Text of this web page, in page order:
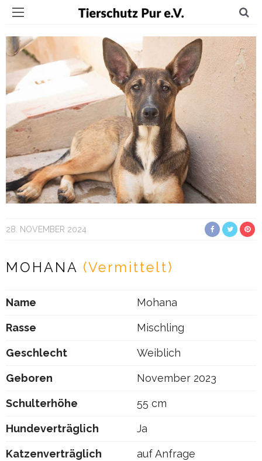
28. NOVEMBER 2024
MOHANA (Vermittelt)
Name Mohana
Rasse Mischling
Geschlecht Weiblich
Geboren November 2023
Schulterhöhe 55 cm
Hundeverträglich Ja
Katzenverträglich auf Anfrage